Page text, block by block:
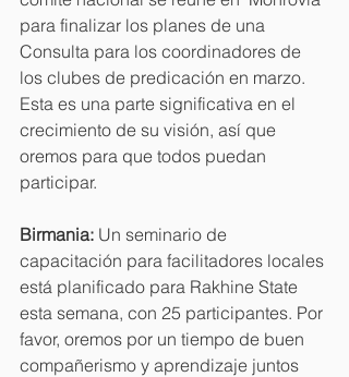
para finalizar los planes de una
Consulta para los coordinadores de
los clubes de predicación en marzo.
Esta es una parte significativa en el
crecimiento de su visión, así que
oremos para que todos puedan
participar.
Birmania: Un seminario de
capacitación para facilitadores locales
está planificado para Rakhine State
esta semana, con 25 participantes. Por
favor, oremos por un tiempo de buen
compañerismo y aprendizaje juntos